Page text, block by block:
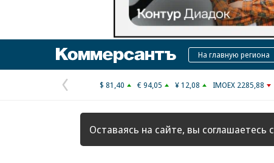
КоммерсантъНа главную региона
Предыдущая
страница
$ 81,40 € 94,05 ¥ 12,08 IMOEX 2285,88
Оставаясь на сайте, вы соглашаетесь с